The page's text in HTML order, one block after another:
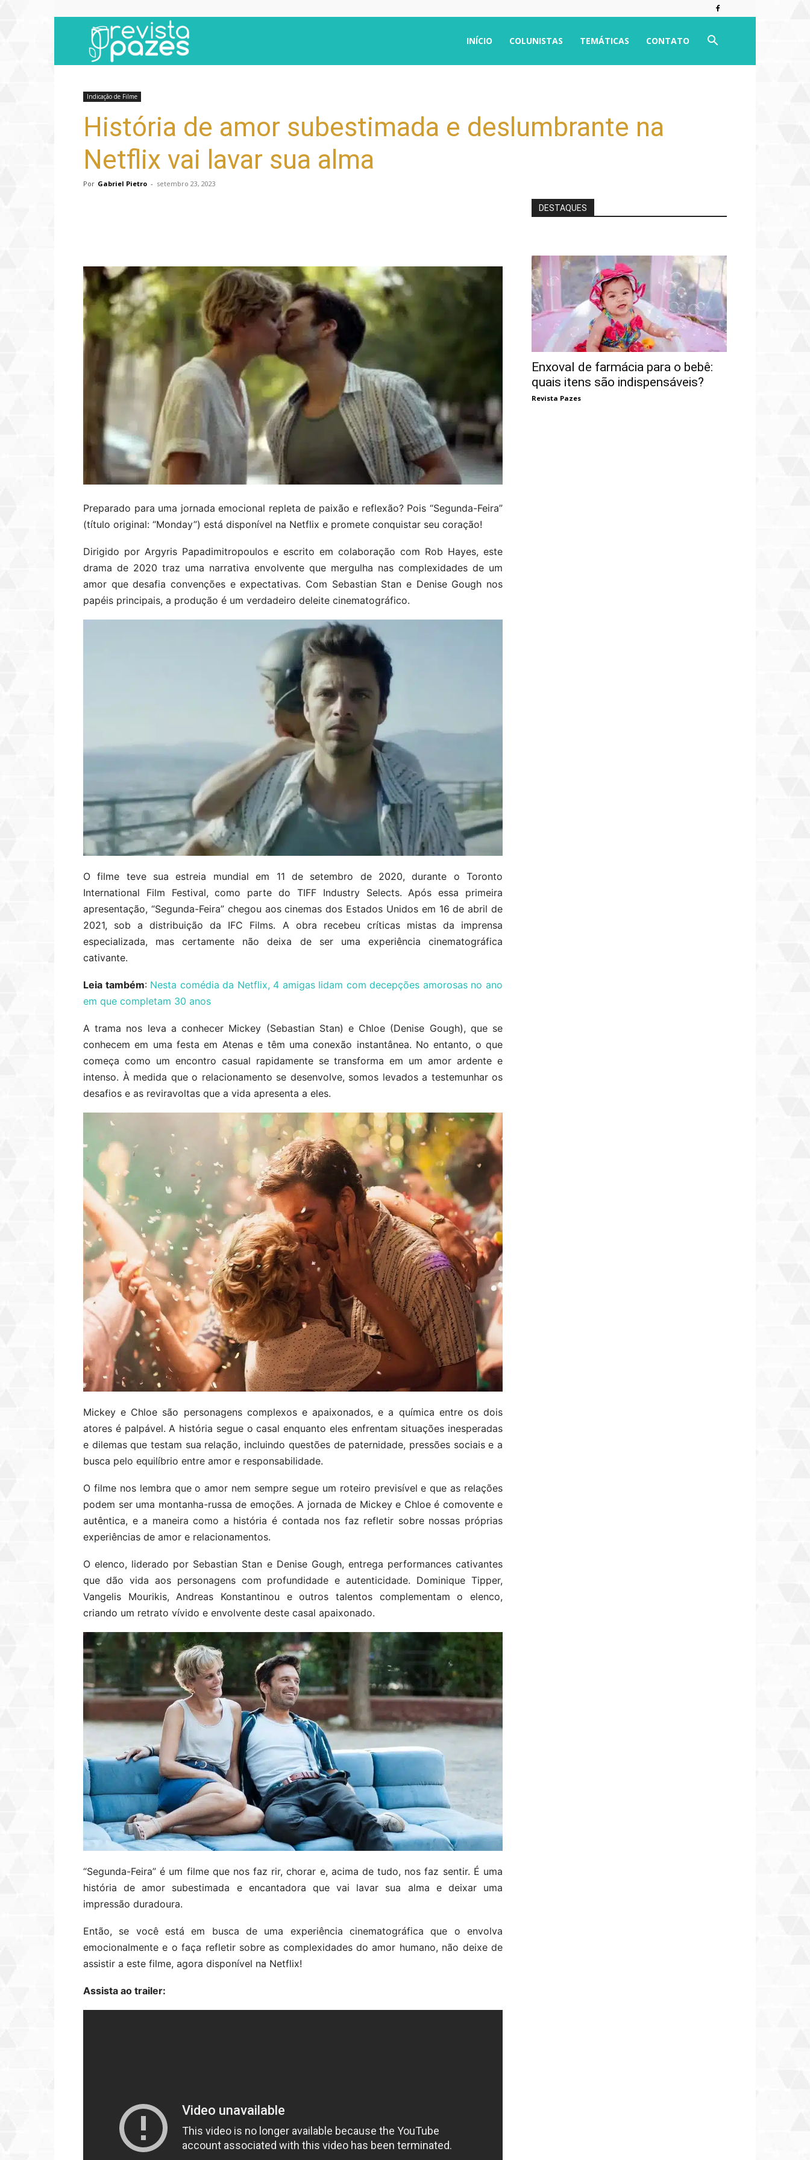
INÍCIO COLUNISTAS TEMÁTICAS CONTATO
Indicação de Filme
História de amor subestimada e deslumbrante na
Netflix vai lavar sua alma
Por Gabriel Pietro - setembro 23, 2023
Preparado para uma jornada emocional repleta de paixão e reflexão? Pois “Segunda-Feira”
(título original: “Monday”) está disponível na Netflix e promete conquistar seu coração!
Dirigido por Argyris Papadimitropoulos e escrito em colaboração com Rob Hayes, este
drama de 2020 traz uma narrativa envolvente que mergulha nas complexidades de um
amor que desafia convenções e expectativas. Com Sebastian Stan e Denise Gough nos
papéis principais, a produção é um verdadeiro deleite cinematográfico.
O filme teve sua estreia mundial em 11 de setembro de 2020, durante o Toronto
International Film Festival, como parte do TIFF Industry Selects. Após essa primeira
apresentação, “Segunda-Feira” chegou aos cinemas dos Estados Unidos em 16 de abril de
2021, sob a distribuição da IFC Films. A obra recebeu críticas mistas da imprensa
especializada, mas certamente não deixa de ser uma experiência cinematográfica
cativante.
Leia também: Nesta comédia da Netflix, 4 amigas lidam com decepções amorosas no ano
em que completam 30 anos
A trama nos leva a conhecer Mickey (Sebastian Stan) e Chloe (Denise Gough), que se
conhecem em uma festa em Atenas e têm uma conexão instantânea. No entanto, o que
começa como um encontro casual rapidamente se transforma em um amor ardente e
intenso. À medida que o relacionamento se desenvolve, somos levados a testemunhar os
desafios e as reviravoltas que a vida apresenta a eles.
Mickey e Chloe são personagens complexos e apaixonados, e a química entre os dois
atores é palpável. A história segue o casal enquanto eles enfrentam situações inesperadas
e dilemas que testam sua relação, incluindo questões de paternidade, pressões sociais e a
busca pelo equilíbrio entre amor e responsabilidade.
O filme nos lembra que o amor nem sempre segue um roteiro previsível e que as relações
podem ser uma montanha-russa de emoções. A jornada de Mickey e Chloe é comovente e
autêntica, e a maneira como a história é contada nos faz refletir sobre nossas próprias
experiências de amor e relacionamentos.
O elenco, liderado por Sebastian Stan e Denise Gough, entrega performances cativantes
que dão vida aos personagens com profundidade e autenticidade. Dominique Tipper,
Vangelis Mourikis, Andreas Konstantinou e outros talentos complementam o elenco,
criando um retrato vívido e envolvente deste casal apaixonado.
“Segunda-Feira” é um filme que nos faz rir, chorar e, acima de tudo, nos faz sentir. É uma
história de amor subestimada e encantadora que vai lavar sua alma e deixar uma
impressão duradoura.
Então, se você está em busca de uma experiência cinematográfica que o envolva
emocionalmente e o faça refletir sobre as complexidades do amor humano, não deixe de
assistir a este filme, agora disponível na Netflix!
Assista ao trailer:
DESTAQUES
Enxoval de farmácia para o bebê:
quais itens são indispensáveis?
Revista Pazes